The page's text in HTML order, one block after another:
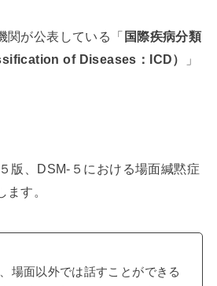
関が公表している「 国際疾病分類
of Diseases：ICD）
」
版、DSM‐５における場面緘黙症
す。
場面以外では話すことができる